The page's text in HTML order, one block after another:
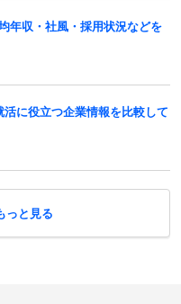
年収・社風・採用状況などを
に役立つ企業情報を比較して
っと見る